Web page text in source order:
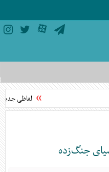
لفاظی جدید
جنگ‌زده